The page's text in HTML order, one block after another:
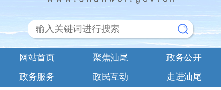
网站首页 聚焦汕尾
政务公开
政务服务
政民互动 走进汕尾